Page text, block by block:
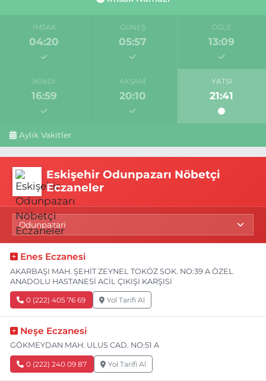
İMSAK
04:20
GÜNEŞ
05:57
ÖĞLE
13:09
İKINDI
16:59
AKŞAM
20:10
YATSI
21:41
Aylık Vakitler
Eskişehir Odunpazarı Nöbetçi
Eczaneler
Enes Eczanesi
AKARBAŞI MAH. ŞEHİT ZEYNEL TOKÖZ SOK. NO:39 A ÖZEL
ANADOLU HASTANESİ ACİL ÇIKIŞI KARŞISI
0 (222) 405 76 69 Yol Tarifi Al
Neşe Eczanesi
GÖKMEYDAN MAH. ULUS CAD. NO:51 A
0 (222) 240 09 87 Yol Tarifi Al